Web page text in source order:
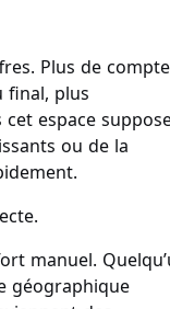
Plus de
final, plus
cet espace
ou de la
manuel.
géographique